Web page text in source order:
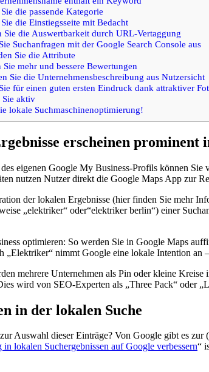
die passende Kategorie
die Einstiegsseite mit Bedacht
die Auswertbarkeit durch URL-Vertaggung
Suchanfragen mit der Google Search Console aus
Sie die Attribute
mehr und bessere Bewertungen
Sie die Unternehmensbeschreibung aus Nutzersicht
für einen guten ersten Eindruck dank attraktiver
Sie aktiv
lokale Suchmaschinenoptimierung!
erscheinen prominent
eigenen Google My Business-Profils können
nutzen Nutzer direkt die Google Maps App zur
der lokalen Ergebnisse (hier finden Sie mehr
„elektriker“ oder“elektriker berlin“) einer
„Elektriker“ nimmt Google eine lokale Intention an
mehrere Unternehmen als Pin oder kleine
wird von SEO-Experten als „Three Pack“ oder
in der lokalen Suche
Auswahl dieser Einträge? Von Google gibt es
in lokalen Suchergebnissen auf Google verbessern“